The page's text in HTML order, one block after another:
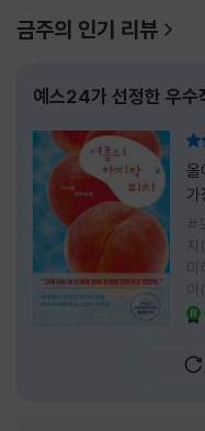
금주의 인기 리뷰
예스24가 선정한 우수
올
가
#
치
미
아
중
럼
그